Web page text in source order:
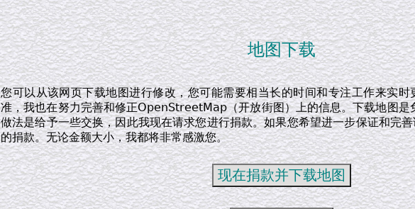
地图下载
您可以从该网页下载地图进行修改，您可能需要相当长的时间和专注工作来实
准，我也在努力完善和修正OpenStreetMap（开放街图）上的信息。下载地图是
做法是给予一些交换，因此我现在请求您进行捐款。如果您希望进一步保证和完
的捐款。无论金额大小，我都将非常感激您。